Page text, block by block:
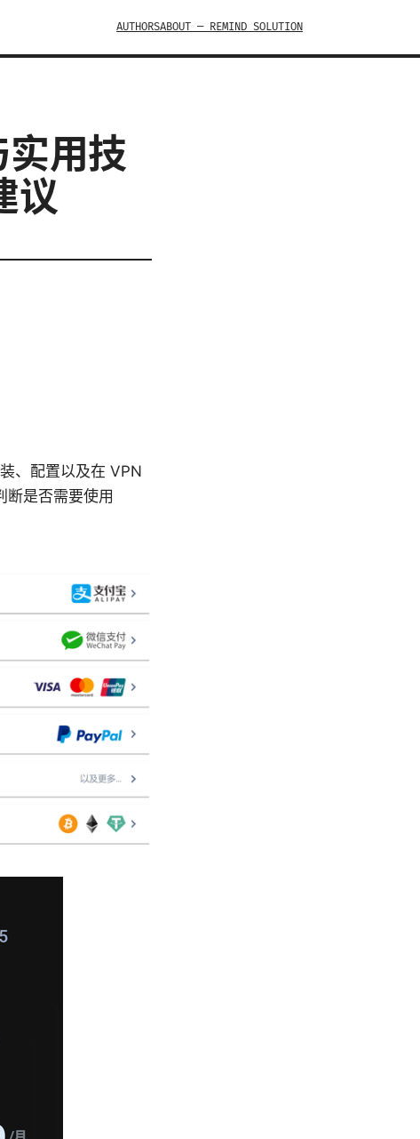
AUTHORSABOUT — REMIND SOLUTION
用技
议
、配置以及在 VPN
断是否需要使用